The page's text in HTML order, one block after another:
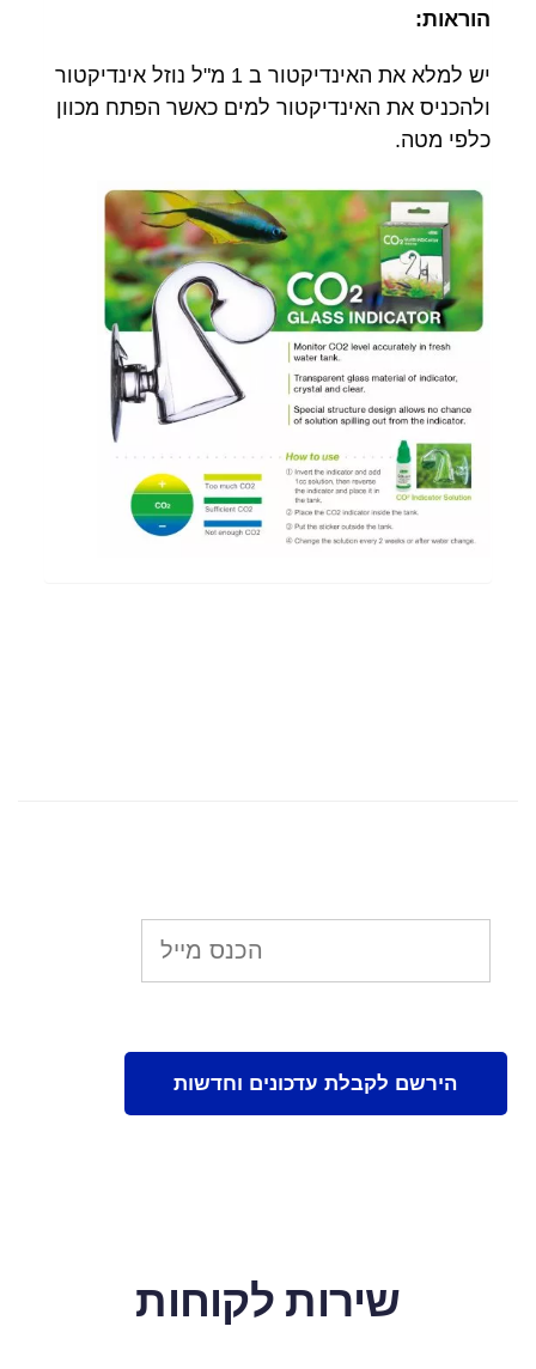
הוראות:
יש למלא את האינדיקטור ב 1 מ"ל נוזל אינדיקטור
ולהכניס את האינדיקטור למים כאשר הפתח מכוון
כלפי מטה.
שירות לקוחות